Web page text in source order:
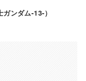
ンダム-13-）